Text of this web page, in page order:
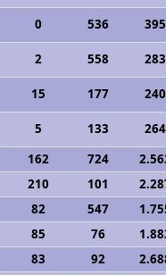
0 536
2 558
15 177
5 133
162 724
210 101
82 547
85 76
83 92